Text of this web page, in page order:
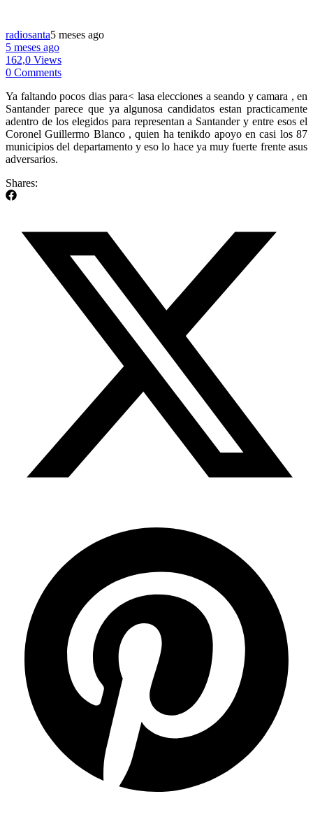
radiosanta5 meses ago
5 meses ago
162,0 Views
0 Comments
Ya faltando pocos dias para< lasa elecciones a seando y camara , en
Santander parece que ya algunosa candidatos estan practicamente
adentro de los elegidos para representan a Santander y entre esos el
Coronel Guillermo Blanco , quien ha tenikdo apoyo en casi los 87
municipios del departamento y eso lo hace ya muy fuerte frente asus
adversarios.
Shares: